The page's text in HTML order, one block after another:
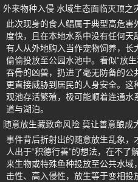
外来物种入侵 水域生态面临灭顶之
此次现身的食人鲳属于典型高危
度快，且在本地水系中没有任何
有人从外地购入当作宠物饲养，
偷偷投放至公园水池中。看似“放
吞骨的凶兽，扔进了毫无防备的公
更直接威胁到居民的人身安全。
观池存活繁殖，极可能顺着连通
道与湖泊。
随意放生藏致命风险 莫让善意酿成
事件背后折射出的随意放生乱象
人出于“积德行善”的想法，在不了
来生物或特殊鱼种投放至公共水
击性、高入侵性，放生等于变相